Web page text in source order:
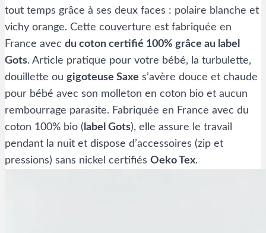
tout temps grâce à ses deux faces : polaire blanche et
vichy orange. Cette couverture est fabriquée en
France avec du coton certifié 100% grâce au label
Gots. Article pratique pour votre bébé, la turbulette,
douillette ou gigoteuse Saxe s’avère douce et chaude
pour bébé avec son molleton en coton bio et aucun
rembourrage parasite. Fabriquée en France avec du
coton 100% bio ( label Gots), elle assure le travail
pendant la nuit et dispose d’accessoires (zip et
pressions) sans nickel certifiés Oeko Tex.